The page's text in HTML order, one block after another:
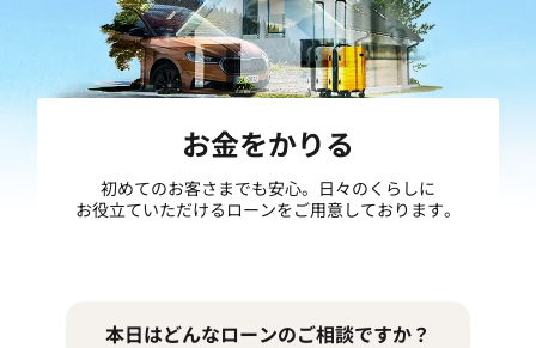
お金をかりる
初めてのお客さまでも安心。日々のくらしに
お役立ていただけるローンをご用意しております。
本日はどんなローンのご相談ですか？